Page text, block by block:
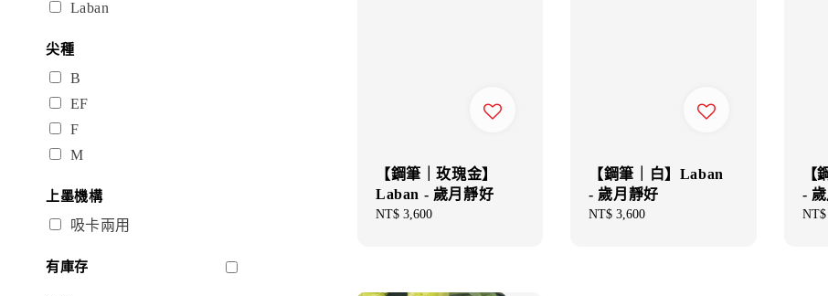
Laban
尖種
B
EF
F
M
上墨機構
吸卡兩用
有庫存
【鋼筆｜玫瑰金】
Laban - 歲月靜好
Regular
NT$ 3,600
【鋼筆｜白】Laban
- 歲月靜好
Regular
NT$ 3,600
【
-
NT$